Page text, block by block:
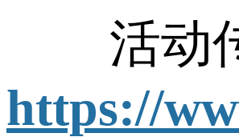
活动
https://